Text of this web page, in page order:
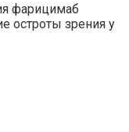
фарицимаб
остроты зрения у